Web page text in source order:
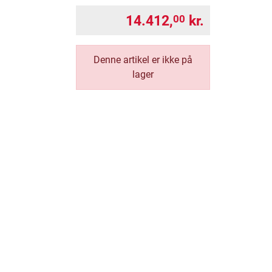
14.412,00 kr.
Denne artikel er ikke på
lager